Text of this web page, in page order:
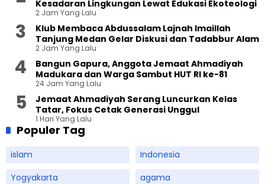
Kesadaran Lingkungan Lewat Edukasi Ekoteologi
2 Jam Yang Lalu
Klub Membaca Abdussalam Lajnah Imaillah
Tanjung Medan Gelar Diskusi dan Tadabbur Alam
2 Jam Yang Lalu
Bangun Gapura, Anggota Jemaat Ahmadiyah
Madukara dan Warga Sambut HUT RI ke-81
24 Jam Yang Lalu
Jemaat Ahmadiyah Serang Luncurkan Kelas
Tatar, Fokus Cetak Generasi Unggul
1 Hari Yang Lalu
Populer Tag
islam
Indonesia
Yogyakarta
agama